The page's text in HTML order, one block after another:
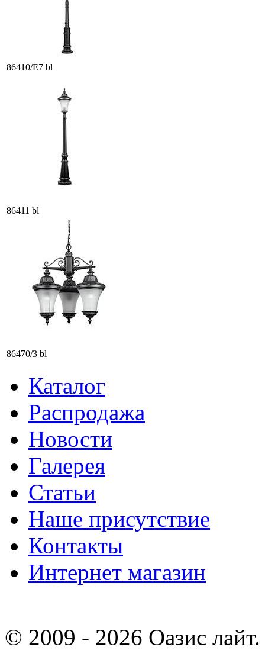
86410/E7 bl
86411 bl
86470/3 bl
Каталог
Распродажа
Новости
Галерея
Статьи
Наше присутствие
Контакты
Интернет магазин
© 2009 - 2026 Оазис